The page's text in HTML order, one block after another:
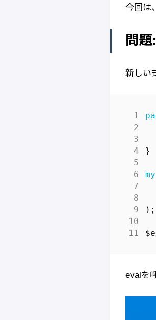
今回は
問
新しい
}
my
);
evalを